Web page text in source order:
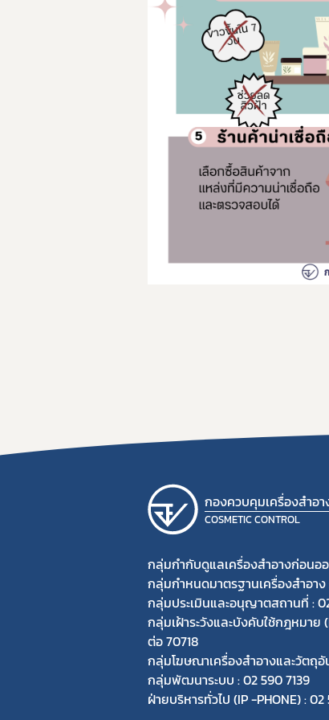
กองควบคุมเครื่องสำอ
COSMETIC CONTROL
กลุ่มกำกับดูแลเครื่องสำอางก่อนอ
กลุ่มกำหนดมาตรฐานเครื่องสำอาง
กลุ่มประเมินและอนุญาตสถานที่ :
กลุ่มเฝ้าระวังและบังคับใช้กฎหมาย
ต่อ 70718
กลุ่มโฆษณาเครื่องสำอางและวัตถุ
กลุ่มพัฒนาระบบ : 02 590 7139
ฝ่ายบริหารทั่วไป (IP -PHONE) :